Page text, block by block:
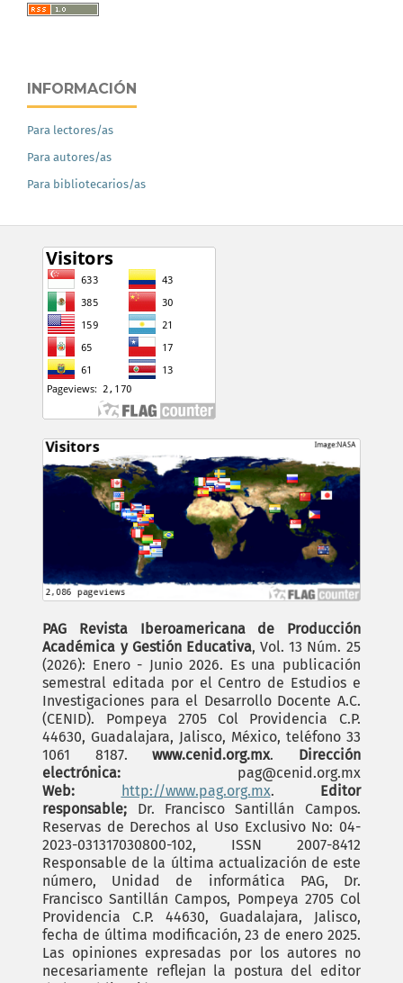
INFORMACIÓN
Para lectores/as
Para autores/as
Para bibliotecarios/as
PAG Revista Iberoamericana de Producción
Académica y Gestión Educativa, Vol. 13 Núm. 25
(2026): Enero - Junio 2026. Es una publicación
semestral editada por el Centro de Estudios e
Investigaciones para el Desarrollo Docente A.C.
(CENID). Pompeya 2705 Col Providencia C.P.
44630, Guadalajara, Jalisco, México, teléfono 33
1061 8187.www.cenid.org.mx. Dirección
electrónica: pag@cenid.org.mx
Web:
http://www.pag.org.mx.
Editor
responsable; Dr. Francisco Santillán Campos.
Reservas de Derechos al Uso Exclusivo No: 04-
2023-031317030800-102, ISSN 2007-8412
Responsable de la última actualización de este
número, Unidad de informática PAG, Dr.
Francisco Santillán Campos, Pompeya 2705 Col
Providencia C.P. 44630, Guadalajara, Jalisco,
fecha de última modificación, 23 de enero 2025.
Las opiniones expresadas por los autores no
necesariamente reflejan la postura del editor